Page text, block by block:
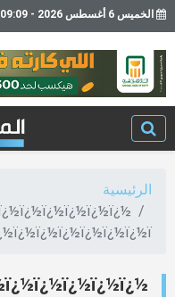
الخميس 6 أغسطس 2026 - 09:09
الرئيسية